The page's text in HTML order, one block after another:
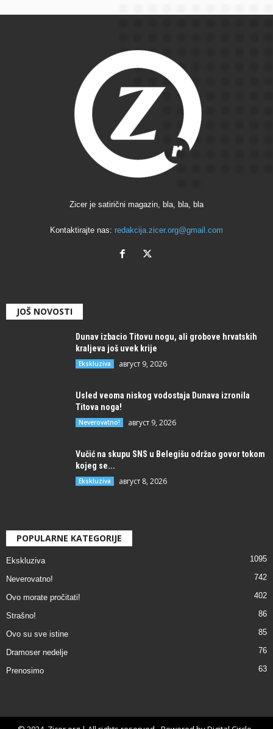
Zicer je satirični magazin, bla, bla, bla
Kontaktirajte nas: redakcija.zicer.org@gmail.com
JOŠ NOVOSTI
Dunav izbacio Titovu nogu, ali grobove hrvatskih
kraljeva još uvek krije
Ekskluziva август 9, 2026
Usled veoma niskog vodostaja Dunava izronila
Titova noga!
Neverovatno! август 9, 2026
Vučić na skupu SNS u Belegišu održao govor tokom
kojeg se...
Ekskluziva август 8, 2026
POPULARNE KATEGORIJE
Ekskluziva 1095
Neverovatno! 742
Ovo morate pročitati! 402
Strašno! 86
Ovo su sve istine 85
Dramoser nedelje 76
Prenosimo 63